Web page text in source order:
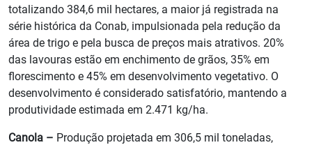
totalizando 384,6 mil hectares, a maior já registrada na
série histórica da Conab, impulsionada pela redução da
área de trigo e pela busca de preços mais atrativos. 20%
das lavouras estão em enchimento de grãos, 35% em
florescimento e 45% em desenvolvimento vegetativo. O
desenvolvimento é considerado satisfatório, mantendo a
produtividade estimada em 2.471 kg/ha.
Canola – Produção projetada em 306,5 mil toneladas,